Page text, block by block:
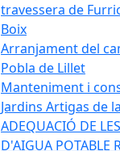
travessera de
Boix
Arranjament del
Pobla de Lillet
Manteniment i
Jardins Artigas de
ADEQUACIÓ DE
D'AIGUA POTABLE